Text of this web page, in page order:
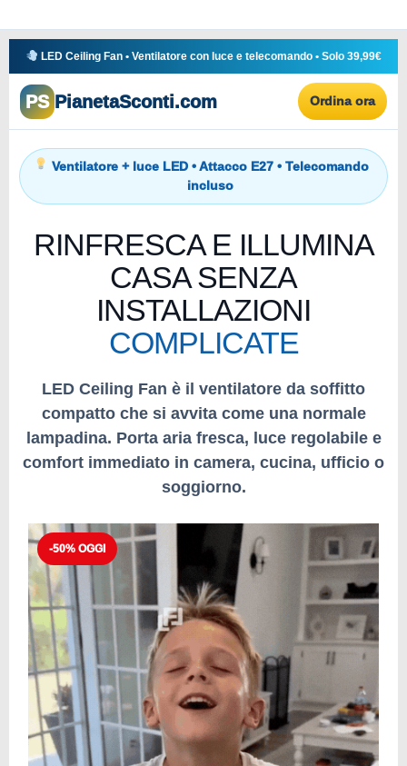
LED Ceiling Fan • Ventilatore con luce e telecomando • Solo 39,99€
PS PianetaSconti.com Ordina ora
Ventilatore + luce LED • Attacco E27 • Telecomando
incluso
RINFRESCA E ILLUMINA
CASA SENZA
INSTALLAZIONI
COMPLICATE
LED Ceiling Fan è il ventilatore da soffitto
compatto che si avvita come una normale
lampadina. Porta aria fresca, luce regolabile e
comfort immediato in camera, cucina, ufficio o
soggiorno.